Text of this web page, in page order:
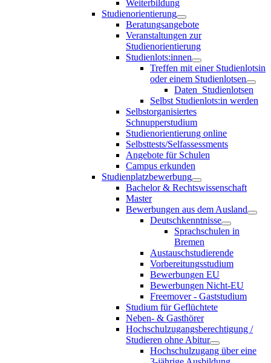
Weiterbildung
Studienorientierung
Beratungsangebote
Veranstaltungen zur
Studienorientierung
Studienlots:innen
Treffen mit einer Studienlotsin
oder einem Studienlotsen
Daten_Studienlotsen
Selbst Studienlots:in werden
Selbstorganisiertes
Schnupperstudium
Studienorientierung online
Selbsttests/Selfassessments
Angebote für Schulen
Campus erkunden
Studienplatzbewerbung
Bachelor & Rechtswissenschaft
Master
Bewerbungen aus dem Ausland
Deutschkenntnisse
Sprachschulen in
Bremen
Austauschstudierende
Vorbereitungsstudium
Bewerbungen EU
Bewerbungen Nicht-EU
Freemover - Gaststudium
Studium für Geflüchtete
Neben- & Gasthörer
Hochschulzugangsberechtigung /
Studieren ohne Abitur
Hochschulzugang über eine